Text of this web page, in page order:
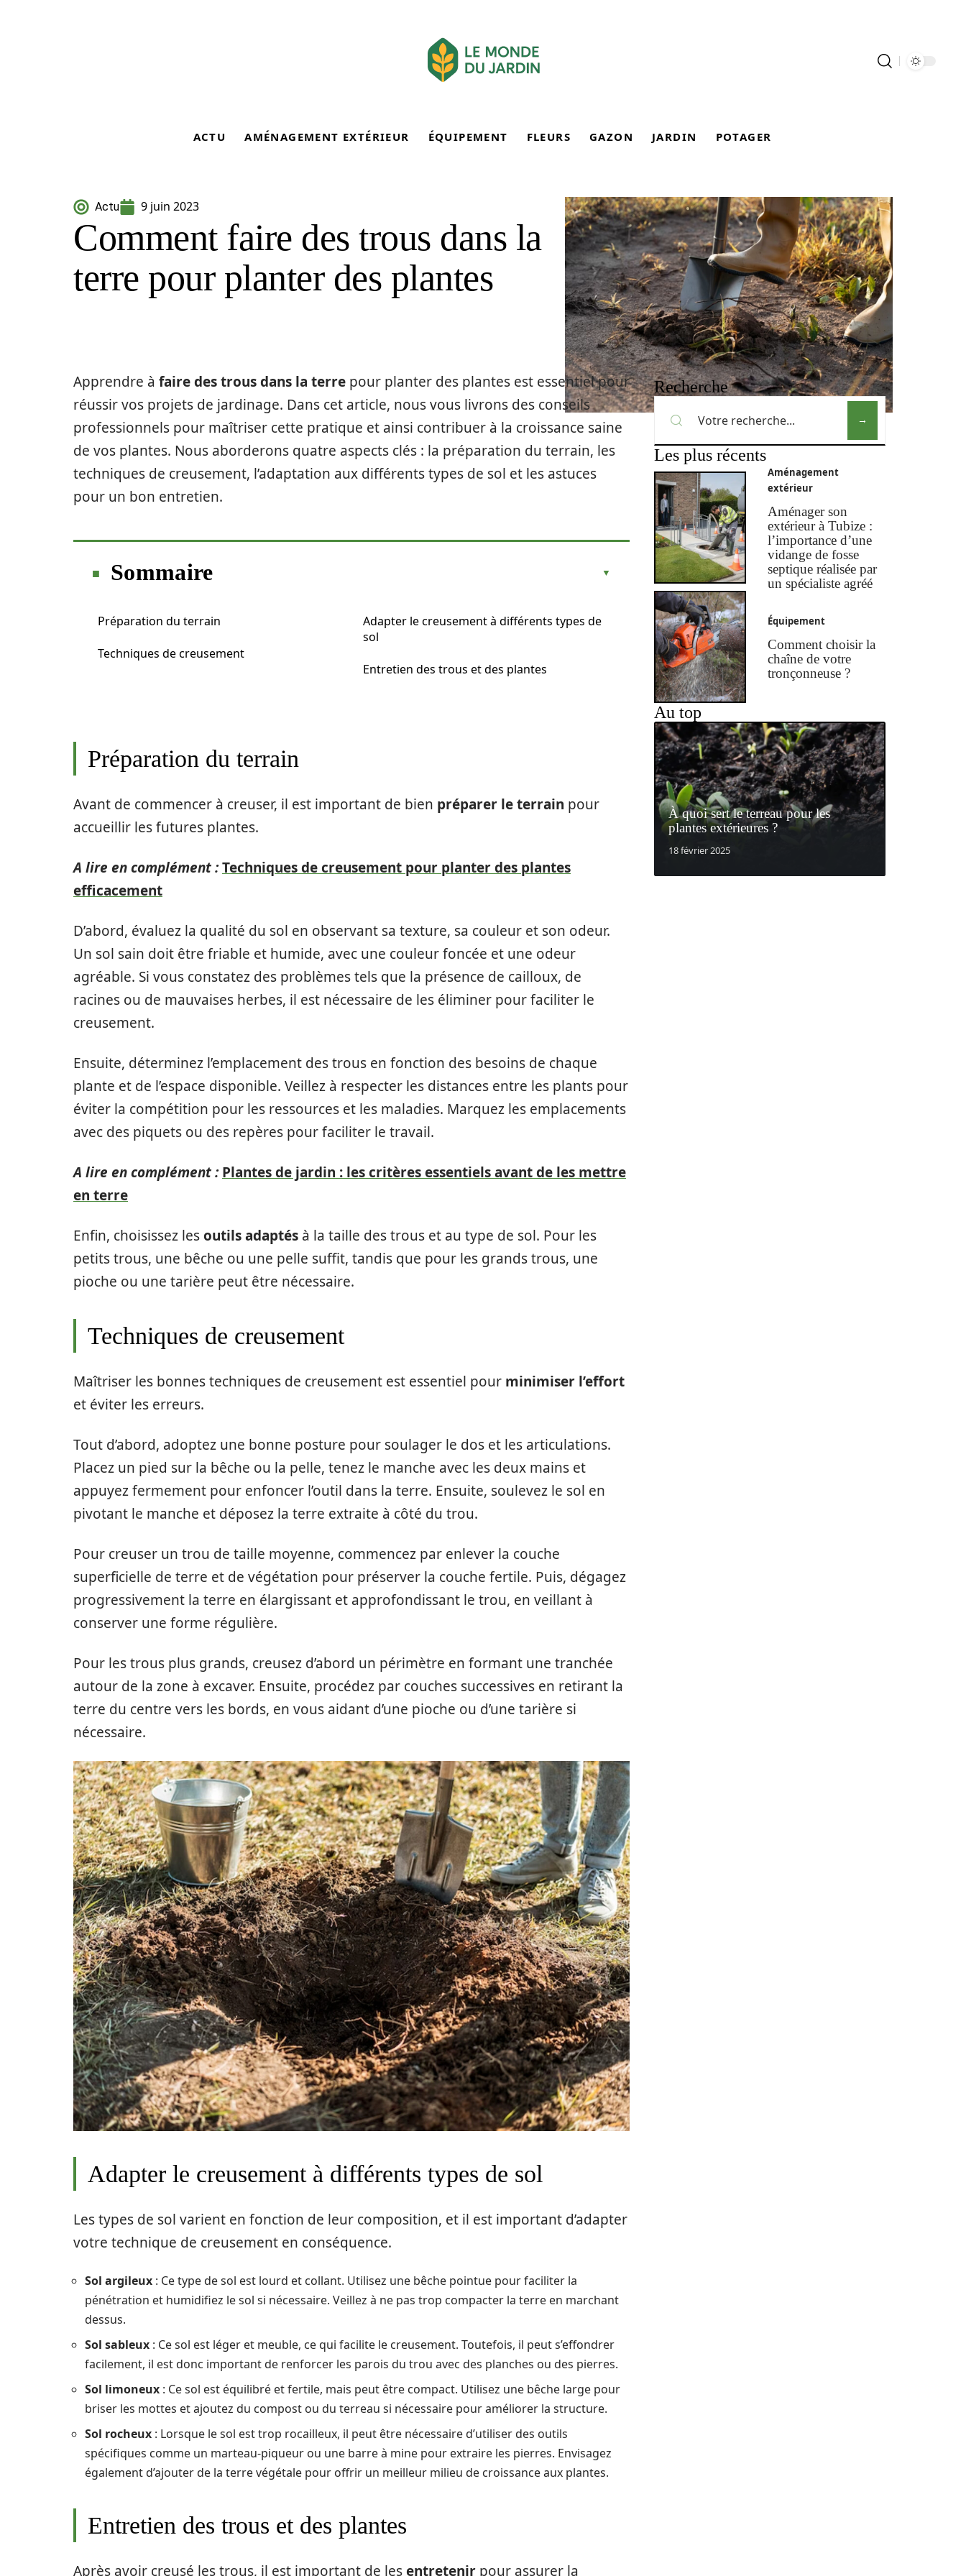
ACTU AMÉNAGEMENT EXTÉRIEUR ÉQUIPEMENT FLEURS GAZON JARDIN POTAGER
Actu 9 juin 2023
Comment faire des trous dans la
terre pour planter des plantes
Apprendre à faire des trous dans la terre pour planter des plantes est essentiel pour
réussir vos projets de jardinage. Dans cet article, nous vous livrons des conseils
professionnels pour maîtriser cette pratique et ainsi contribuer à la croissance saine
de vos plantes. Nous aborderons quatre aspects clés : la préparation du terrain, les
techniques de creusement, l’adaptation aux différents types de sol et les astuces
pour un bon entretien.
Sommaire
Préparation du terrain
Techniques de creusement
Adapter le creusement à différents types de
sol
Entretien des trous et des plantes
Préparation du terrain
Avant de commencer à creuser, il est important de bien préparer le terrain pour
accueillir les futures plantes.
A lire en complément :Techniques de creusement pour planter des plantes
efficacement
D’abord, évaluez la qualité du sol en observant sa texture, sa couleur et son odeur.
Un sol sain doit être friable et humide, avec une couleur foncée et une odeur
agréable. Si vous constatez des problèmes tels que la présence de cailloux, de
racines ou de mauvaises herbes, il est nécessaire de les éliminer pour faciliter le
creusement.
Ensuite, déterminez l’emplacement des trous en fonction des besoins de chaque
plante et de l’espace disponible. Veillez à respecter les distances entre les plants pour
éviter la compétition pour les ressources et les maladies. Marquez les emplacements
avec des piquets ou des repères pour faciliter le travail.
A lire en complément : Plantes de jardin : les critères essentiels avant de les mettre
en terre
Enfin, choisissez lesoutils adaptés à la taille des trous et au type de sol. Pour les
petits trous, une bêche ou une pelle suffit, tandis que pour les grands trous, une
pioche ou une tarière peut être nécessaire.
Techniques de creusement
Maîtriser les bonnes techniques de creusement est essentiel pour minimiser l’effort
et éviter les erreurs.
Tout d’abord, adoptez une bonne posture pour soulager le dos et les articulations.
Placez un pied sur la bêche ou la pelle, tenez le manche avec les deux mains et
appuyez fermement pour enfoncer l’outil dans la terre. Ensuite, soulevez le sol en
pivotant le manche et déposez la terre extraite à côté du trou.
Pour creuser un trou de taille moyenne, commencez par enlever la couche
superficielle de terre et de végétation pour préserver la couche fertile. Puis, dégagez
progressivement la terre en élargissant et approfondissant le trou, en veillant à
conserver une forme régulière.
Pour les trous plus grands, creusez d’abord un périmètre en formant une tranchée
autour de la zone à excaver. Ensuite, procédez par couches successives en retirant la
terre du centre vers les bords, en vous aidant d’une pioche ou d’une tarière si
nécessaire.
Adapter le creusement à différents types de sol
Les types de sol varient en fonction de leur composition, et il est important d’adapter
votre technique de creusement en conséquence.
Sol argileux : Ce type de sol est lourd et collant. Utilisez une bêche pointue pour faciliter la
pénétration et humidifiez le sol si nécessaire. Veillez à ne pas trop compacter la terre en marchant
dessus.
Sol sableux : Ce sol est léger et meuble, ce qui facilite le creusement. Toutefois, il peut s’effondrer
facilement, il est donc important de renforcer les parois du trou avec des planches ou des pierres.
Sol limoneux : Ce sol est équilibré et fertile, mais peut être compact. Utilisez une bêche large pour
briser les mottes et ajoutez du compost ou du terreau si nécessaire pour améliorer la structure.
Sol rocheux : Lorsque le sol est trop rocailleux, il peut être nécessaire d’utiliser des outils
spécifiques comme un marteau-piqueur ou une barre à mine pour extraire les pierres. Envisagez
également d’ajouter de la terre végétale pour offrir un meilleur milieu de croissance aux plantes.
Entretien des trous et des plantes
Après avoir creusé les trous, il est important de lesentretenir pour assurer la
Recherche
Les plus récents
Aménagement
extérieur
Aménager son
extérieur à Tubize :
l’importance d’une
vidange de fosse
septique réalisée par
un spécialiste agréé
Équipement
Comment choisir la
chaîne de votre
tronçonneuse ?
Au top
À quoi sert le terreau pour les
plantes extérieures ?
18 février 2025